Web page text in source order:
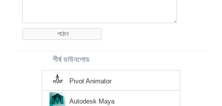
শীর্ষ ডাউনলোড
Pivot Animator
Autodesk Maya